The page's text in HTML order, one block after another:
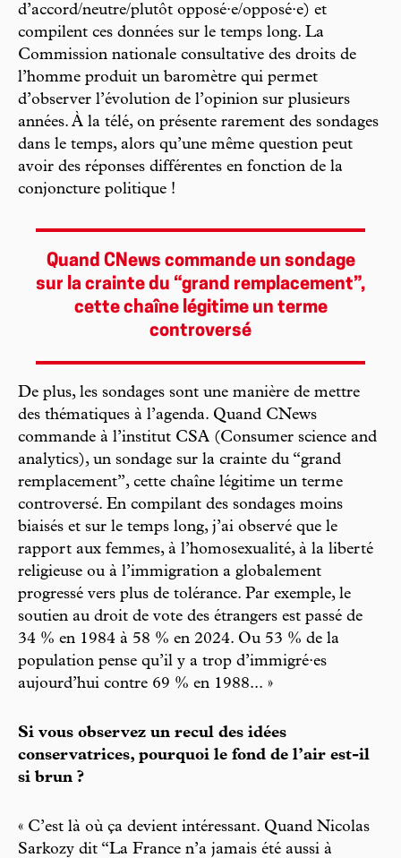
d’accord/neutre/plutôt opposé·e/opposé·e) et
compilent ces données sur le temps long. La
Commission nationale consultative des droits de
l’homme produit un baromètre qui permet
d’observer l’évolution de l’opinion sur plusieurs
années. À la télé, on présente rarement des sondages
dans le temps, alors qu’une même question peut
avoir des réponses différentes en fonction de la
conjoncture politique !
Quand CNews commande un sondage
sur la crainte du “grand remplacement”,
cette chaîne légitime un terme
controversé
De plus, les sondages sont une manière de mettre
des thématiques à l’agenda. Quand CNews
commande à l’institut CSA (Consumer science and
analytics), un sondage sur la crainte du “grand
remplacement”, cette chaîne légitime un terme
controversé. En compilant des sondages moins
biaisés et sur le temps long, j’ai observé que le
rapport aux femmes, à l’homosexualité, à la liberté
religieuse ou à l’immigration a globalement
progressé vers plus de tolérance. Par exemple, le
soutien au droit de vote des étrangers est passé de
34 % en 1984 à 58 % en 2024. Ou 53 % de la
population pense qu’il y a trop d’immigré·es
aujourd’hui contre 69 % en 1988... »
Si vous observez un recul des idées
conservatrices, pourquoi le fond de l’air est-il
si brun ?
« C’est là où ça devient intéressant. Quand Nicolas
Sarkozy dit “La France n’a jamais été aussi à